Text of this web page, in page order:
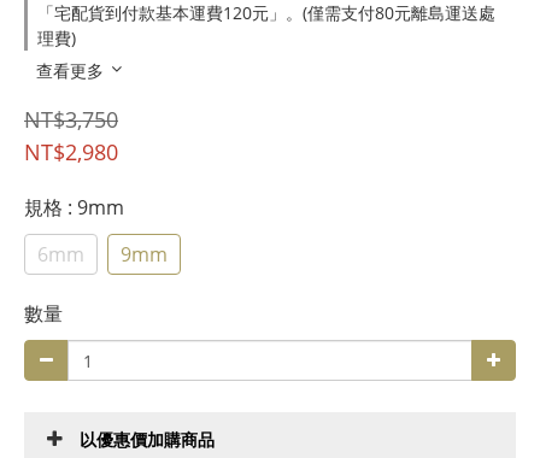
「宅配貨到付款基本運費120元」。(僅需支付80元離島運送處
理費)
查看更多
NT$3,750
NT$2,980
規格 : 9mm
6mm
9mm
數量
以優惠價加購商品